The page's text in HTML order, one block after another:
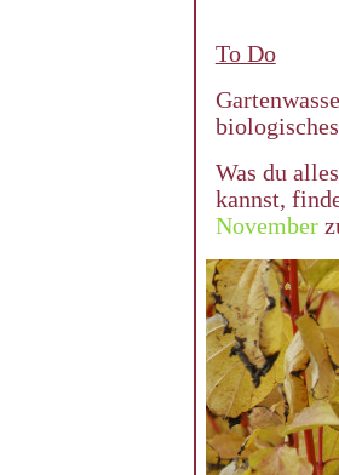
To Do
Was du
kannst,
November